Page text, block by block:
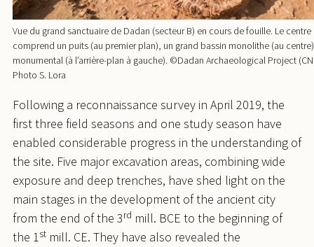
Vue du grand sanctuaire de Dadan (secteur B) en cours de fouille. Le
comprend un puits (au premier plan), un grand bassin monolithe (au
monumental (à l’arrière-plan à gauche). ©Dadan Archaeological Project
Photo S. Lora
Following a reconnaissance survey in April 2019, the
first three field seasons and one study season have
enabled considerable progress in the understanding of
the site. Five major excavation areas, combining wide
exposure and deep trenches, have shed light on the
main stages in the development of the ancient city
from the end of the 3rd mill. BCE to the beginning of
the 1st mill. CE. They have also revealed the